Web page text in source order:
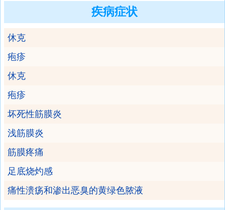
疾病症状
休克
疱疹
休克
疱疹
坏死性筋膜炎
浅筋膜炎
筋膜疼痛
足底烧灼感
痛性溃疡和渗出恶臭的黄绿色脓液